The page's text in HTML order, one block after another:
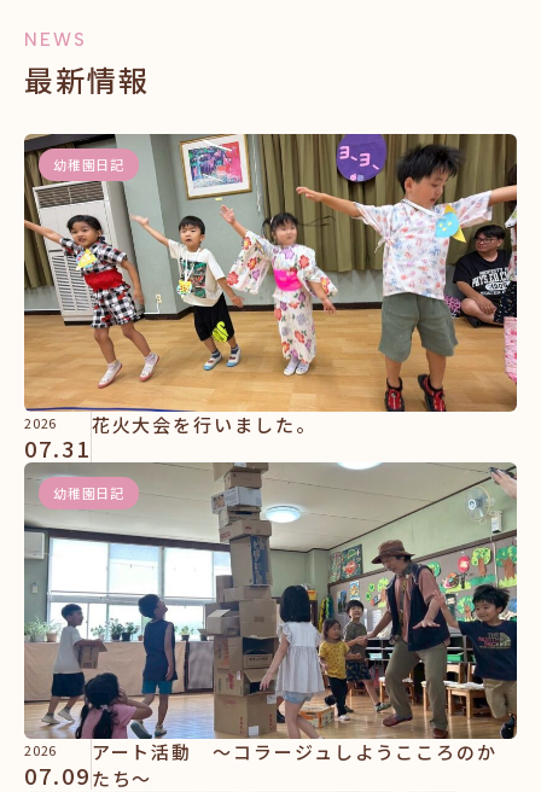
NEWS
最新情報
幼稚園日記
2026
07.31
花火大会を行いました。
幼稚園日記
2026
07.09
アート活動 ～コラージュしようこころのか
たち～